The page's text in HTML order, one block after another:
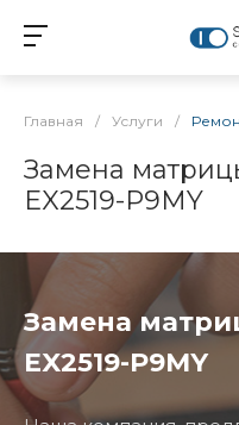
Главная / Услуги /
Замена
EX2519-P9MY
Замена
EX2519-P9MY